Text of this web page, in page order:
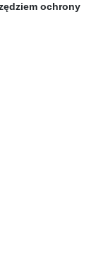
ochrony